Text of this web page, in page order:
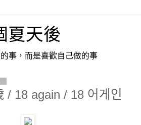
夏天後
事，而是喜歡自己做的事
/ 18 again / 18 어게인